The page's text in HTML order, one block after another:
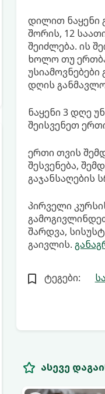
დილით ნაყენი
შორის, 12
შეიძლება. ის
ხოლო თუ
დღის
ნაყენი 3 დღე
შეისვენეთ
ერთი თვის
შესვენება,
გაჯანსაღების
პირველი
შარდვა,
გაივლის.
ტეგები:
ასევე